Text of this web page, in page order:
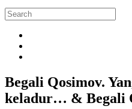
Begali Qosimov.
keladur… & Begali